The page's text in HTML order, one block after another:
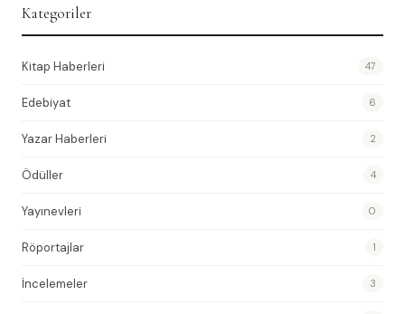
Kategoriler
Kitap Haberleri 47
Edebiyat 6
Yazar Haberleri 2
Ödüller 4
Yayınevleri 0
Röportajlar 1
İncelemeler 3